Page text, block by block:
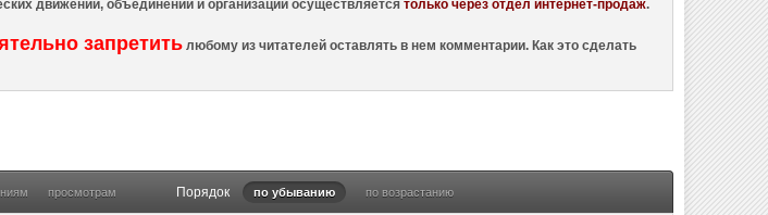
движений, объединений и организаций осуществляетсятолько через отдел интернет-продаж.
запретить любому из читателей оставлять в нем комментарии. Как это сделать
просмотрам Порядок по убыванию по возрастанию